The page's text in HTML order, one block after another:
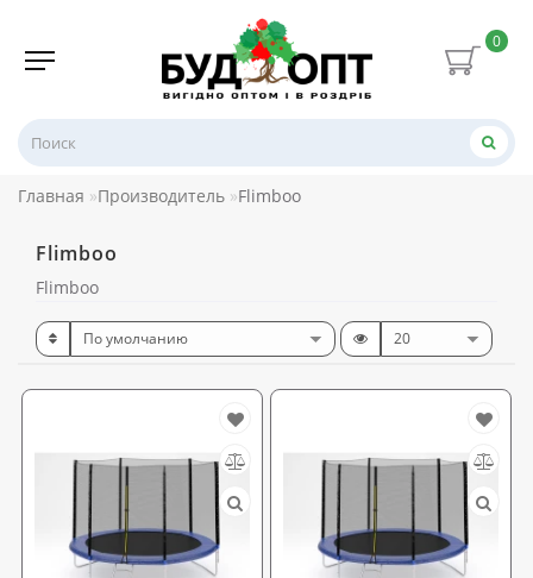
0
Главная Производитель Flimboo
Flimboo
Flimboo